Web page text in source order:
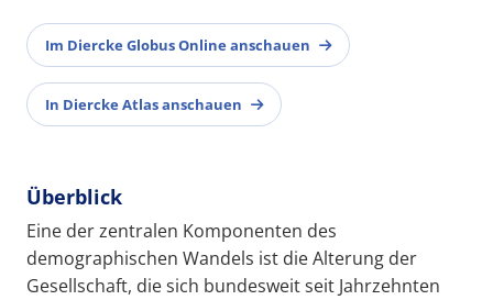
Im Diercke Globus Online anschauen
In Diercke Atlas anschauen
Überblick
Eine der zentralen Komponenten des
demographischen Wandels ist die Alterung der
Gesellschaft, die sich bundesweit seit Jahrzehnten